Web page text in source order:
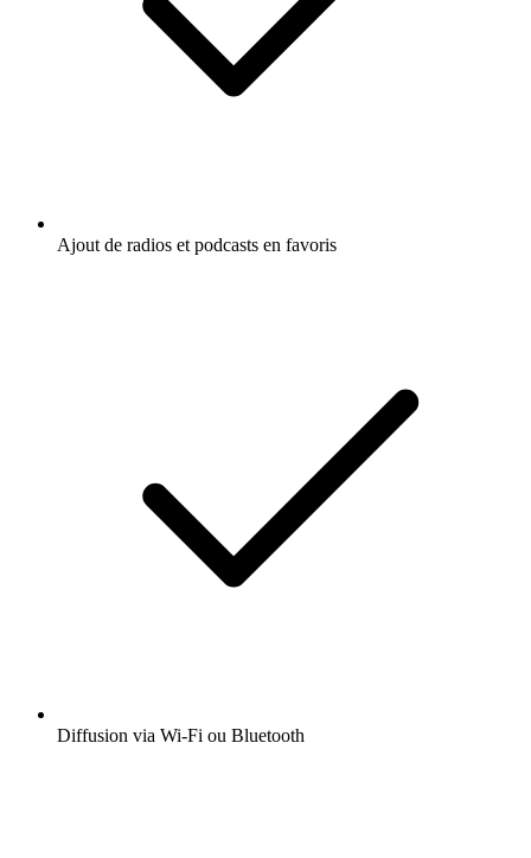
Ajout de radios et podcasts en favoris
Diffusion via Wi-Fi ou Bluetooth